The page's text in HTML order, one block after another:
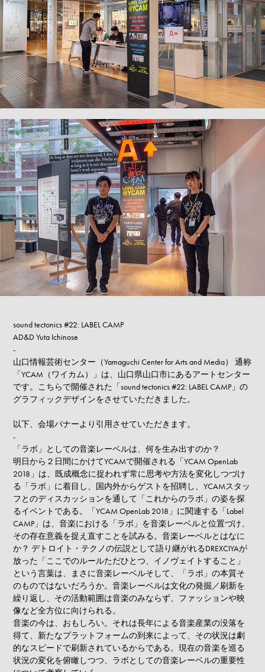
sound tectonics #22: LABEL CAMP
AD&D Yuta Ichinose
-
山口情報芸術センター（Yamaguchi Center for Arts and Media） 通称
「YCAM（ワイカム）」は、山口県山口市にあるアートセンター
です。こちらで開催された「sound tectonics #22: LABEL CAMP」の
グラフィックデザインをさせていただきました。
以下、会場バナーより引用させていただきます。
-
「ラボ」としての音楽レーベルは、何を生み出すのか？
明日から２日間にかけてYCAMで開催される「YCAM OpenLab
2018」は、既成概念に捉われず常に思考や方法を変化しつづけ
る「ラボ」に着目し、国内外からゲストを招聘し、YCAMスタッ
フとのディスカッションを通して「これからのラボ」の姿を探
るイベントである。「YCAM OpenLab 2018」に関連する「Label
CAMP」は、音楽における「ラボ」を音楽レーベルと位置づけ、
その存在意義を捉え直すことを試みる。音楽レーベルとはなに
か？ デトロイト・テクノの伝説として語り継がれるDREXCIYAが
放った「ここでのルールただひとつ、イノヴェイトすること」
という言葉は、まさに音楽レーベルそして、「ラボ」の本質そ
のものではないだろうか。音楽レーベルは文化の発掘／刷新を
繰り返し、その活動範囲は音楽のみならず、ファッションや映
像など全方位に向けられる。
音楽の今は、おもしろい。それは長年による音楽産業の没落を
得て、新たなプラットフォームの到来によって、その状況は劇
的なスピードで刷新されているからである。現在の音楽を巡る
状況の変化を俯瞰しつつ、ラボとしての音楽レーベルの重要性